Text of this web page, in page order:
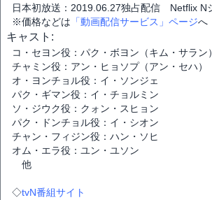
日本初放送：2019.06.27独占配信 Netflix N
※価格などは 「動画配信サービス」ページへ
キャスト:
コ・セヨン役：パク・ボヨン（キム・サラン）
チャミン役：アン・ヒョソプ（アン・セハ）
オ・ヨンチョル役：イ・ソンジェ
パク・ギマン役：イ・チョルミン
ソ・ジウク役：クォン・スヒョン
パク・ドンチョル役：イ・シオン
チャン・フィジン役：ハン・ソヒ
オム・エラ役：ユン・ユソン
他
◇tvN番組サイト